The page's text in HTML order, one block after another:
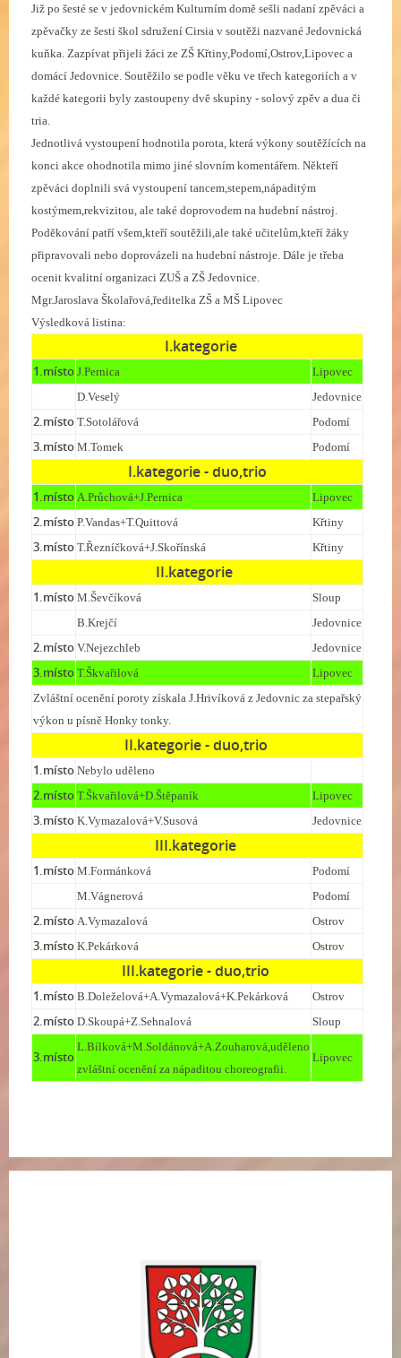
Již po šesté se v jedovnickém Kulturním domě sešli nadaní zpěváci a
zpěvačky ze šesti škol sdružení Cirsia v soutěži nazvané Jedovnická
kuňka. Zazpívat přijeli žáci ze ZŠ Křtiny,Podomí,Ostrov,Lipovec a
domácí Jedovnice. Soutěžilo se podle věku ve třech kategoriích a v
každé kategorii byly zastoupeny dvě skupiny - solový zpěv a dua či
tria.
Jednotlivá vystoupení hodnotila porota, která výkony soutěžících na
konci akce ohodnotila mimo jiné slovním komentářem. Někteří
zpěváci doplnili svá vystoupení tancem,stepem,nápaditým
kostýmem,rekvizitou, ale také doprovodem na hudební nástroj.
Poděkování patří všem,kteří soutěžili,ale také učitelům,kteří žáky
připravovali nebo doprovázeli na hudební nástroje. Dále je třeba
ocenit kvalitní organizaci ZUŠ a ZŠ Jedovnice.
Mgr.Jaroslava Školařová,ředitelka ZŠ a MŠ Lipovec
Výsledková listina:
I.kategorie
1.místo J.Pernica
Lipovec
D.Veselý
Jedovnice
2.místo T.Sotolářová Podomí
3.místo M.Tomek Podomí
I.kategorie - duo,trio
1.místo A.Průchová+J.Pernica Lipovec
2.místo P.Vandas+T.Quittová Křtiny
3.místo T.Řezníčková+J.Skořínská Křtiny
II.kategorie
1.místo M.Ševčíková
Sloup
B.Krejčí
Jedovnice
2.místo V.Nejezchleb Jedovnice
3.místo T.Škvařilová
Lipovec
Zvláštní ocenění poroty získala J.Hrivíková z Jedovnic za stepařský
výkon u písně Honky tonky.
II.kategorie - duo,trio
1.místo Nebylo uděleno
2.místo T.Škvařilová+D.Štěpaník Lipovec
3.místo K.Vymazalová+V.Susová Jedovnice
III.kategorie
1.místo M.Formánková
Podomí
M.Vágnerová
Podomí
2.místo A.Vymazalová Ostrov
3.místo K.Pekárková Ostrov
III.kategorie - duo,trio
1.místo B.Doleželová+A.Vymazalová+K.Pekárková Ostrov
2.místo D.Skoupá+Z.Sehnalová Sloup
3.místo
L.Bílková+M.Soldánová+A.Zouharová,uděleno
zvláštní ocenění za nápaditou choreografii.
Lipovec